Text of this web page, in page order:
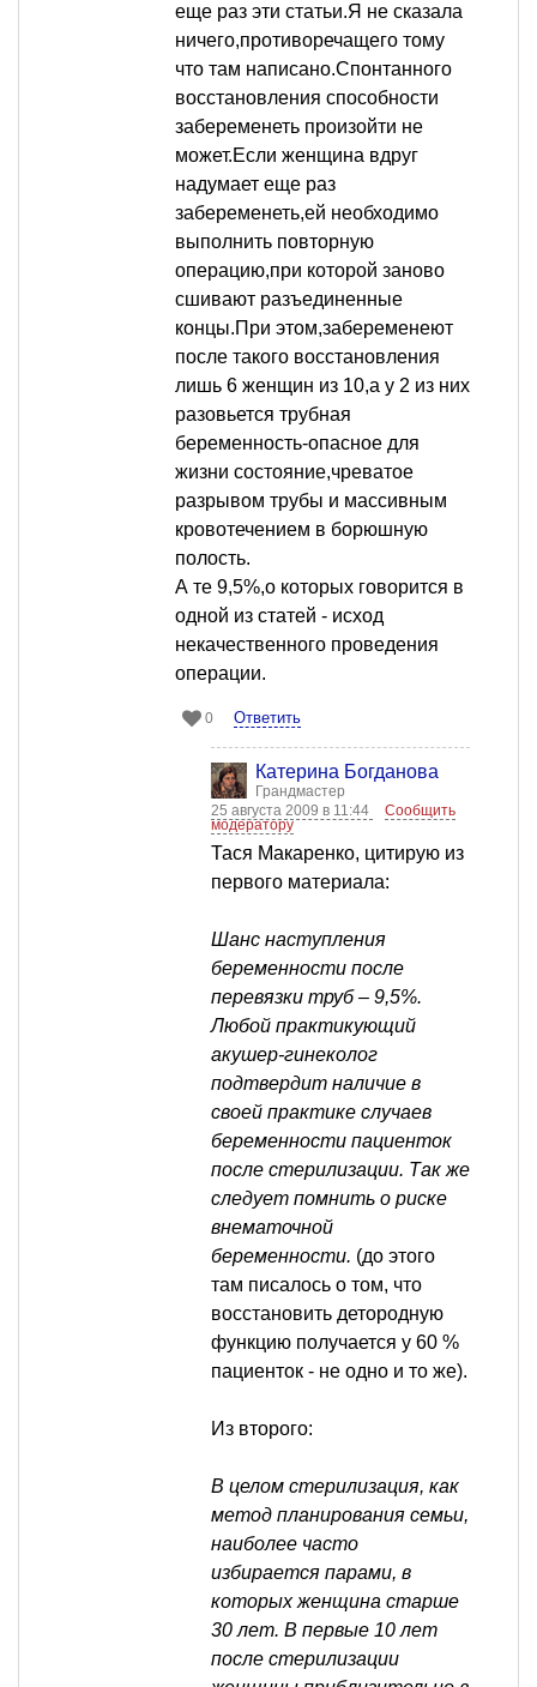
еще раз эти статьи.Я не сказала
ничего,противоречащего тому
что там написано.Спонтанного
восстановления способности
забеременеть произойти не
может.Если женщина вдруг
надумает еще раз
забеременеть,ей необходимо
выполнить повторную
операцию,при которой заново
сшивают разъединенные
концы.При этом,забеременеют
после такого восстановления
лишь 6 женщин из 10,а у 2 из них
разовьется трубная
беременность-опасное для
жизни состояние,чреватое
разрывом трубы и массивным
кровотечением в борюшную
полость.
А те 9,5%,о которых говорится в
одной из статей - исход
некачественного проведения
операции.
0 Ответить
Катерина Богданова
Грандмастер
25 августа 2009 в 11:44
Сообщить
модератору
Тася Макаренко, цитирую из
первого материала:
Шанс наступления
беременности после
перевязки труб – 9,5%.
Любой практикующий
акушер-гинеколог
подтвердит наличие в
своей практике случаев
беременности пациенток
после стерилизации. Так же
следует помнить о риске
внематочной
беременности. (до этого
там писалось о том, что
восстановить детородную
функцию получается у 60 %
пациенток - не одно и то же).
Из второго:
В целом стерилизация, как
метод планирования семьи,
наиболее часто
избирается парами, в
которых женщина старше
30 лет. В первые 10 лет
после стерилизации